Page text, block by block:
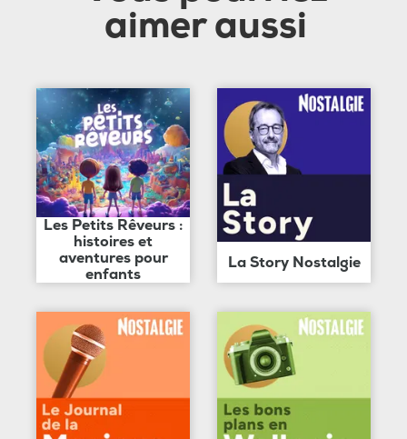
aimer aussi
Les Petits Rêveurs :
histoires et
aventures pour
enfants
La Story Nostalgie